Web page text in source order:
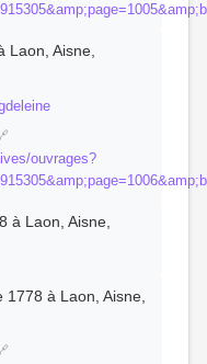
Laon, Aisne,
ouvrages?
à Laon, Aisne,
1778 à Laon, Aisne,